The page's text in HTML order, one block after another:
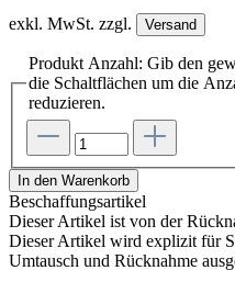
exkl. MwSt. zzgl. Versand
Produkt Anzahl: Gib den
die Schaltflächen um die
reduzieren.
In den Warenkorb
Beschaffungsartikel
Dieser Artikel ist von der
Dieser Artikel wird explizit für
Umtausch und Rücknahme